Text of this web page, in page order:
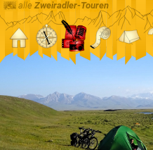
alle Zweiradler-Touren